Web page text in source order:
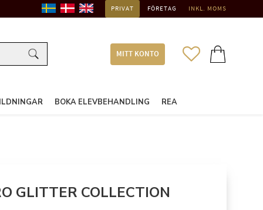
PRIVAT FÖRETAG INKL. MOMS
MITT KONTO FAVORITER
KUNDVAGN
BOKA ELEVBEHANDLING REA
GLITTER COLLECTION